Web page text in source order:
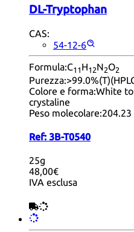
DL-Tryptophan
CAS:
54-12-6
Formula:C11 H12N2O2
Purezza:
Colore e forma:White
crystaline
Peso molecolare:204.23
Ref: 3B-T0540
25g
48,00€
IVA esclusa